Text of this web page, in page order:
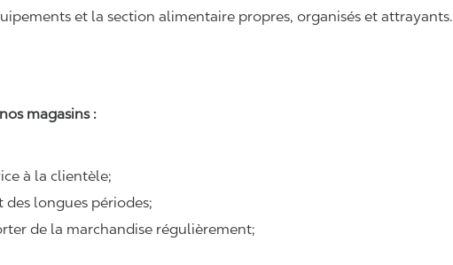
et la section alimentaire propres, organisés et attrayants.
magasins :
à la clientèle;
des longues périodes;
de la marchandise régulièrement;